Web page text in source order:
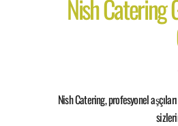
Nish Catering
Nish Catering, profesyonel